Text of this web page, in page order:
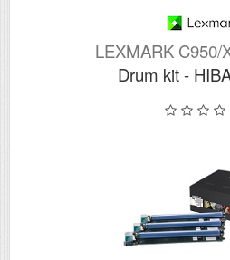
LEXMARK C950/
Drum kit -